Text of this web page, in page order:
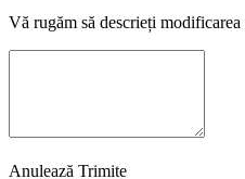
Vă rugăm să descrieți modificarea
Anulează Trimite